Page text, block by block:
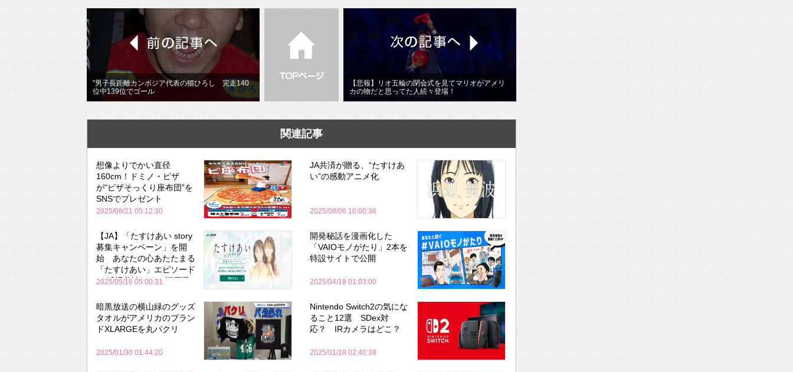
"男子長距離カンボジア代表の猫ひろし 完走140
位中139位でゴール
【悲報】リオ五輪の閉会式を見てマリオがアメリ
カの物だと思ってた人続々登場！
関連記事
想像よりでかい直径
160cm！ドミノ・ピザ
が“ピザそっくり座布団”を
SNSでプレゼント
2025/08/21 05:12:30
JA共済が贈る、“たすけあ
い”の感動アニメ化
2025/08/06 10:00:36
【JA】「たすけあい story
募集キャンペーン」を開
始 あなたの心あたたまる
「たすけあい」エピソード
が 浜辺美波さん＆福原遥さ
2025/05/16 05:00:31
開発秘話を漫画化した
「VAIOモノがたり」2本を
特設サイトで公開
2025/04/18 01:03:00
暗黒放送の横山緑のグッズ
タオルがアメリカのブラン
ドXLARGEを丸パクリ
2025/01/30 01:44:20
Nintendo Switch2の気にな
ること12選 SDex対
応？ IRカメラはどこ？
2025/01/18 02:40:38